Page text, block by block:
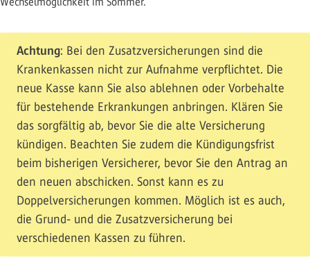
Achtung: Bei den Zusatzversicherungen sind die
Krankenkassen nicht zur Aufnahme verpflichtet. Die
neue Kasse kann Sie also ablehnen oder Vorbehalte
für bestehende Erkrankungen anbringen. Klären Sie
das sorgfältig ab, bevor Sie die alte Versicherung
kündigen. Beachten Sie zudem die Kündigungsfrist
beim bisherigen Versicherer, bevor Sie den Antrag an
den neuen abschicken. Sonst kann es zu
Doppelversicherungen kommen. Möglich ist es auch,
die Grund- und die Zusatzversicherung bei
verschiedenen Kassen zu führen.